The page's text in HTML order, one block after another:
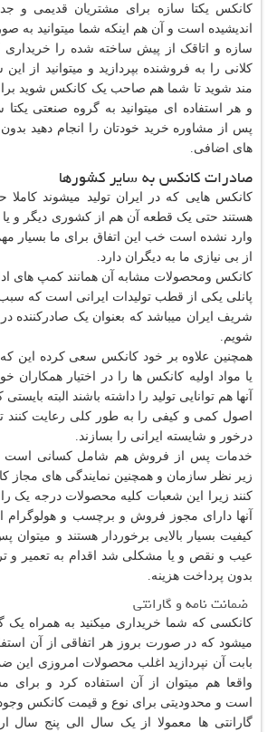
کانکس یکتا سازه برای مشتریان قدیمی و
اندیشیده است و آن هم اینکه شما میتوانید به
سازه و اتاقک از پیش ساخته شده را خریداری
کلانی را به فروشنده بپردازید و میتوانید از
مند شوید تا شما هم صاحب یک کانکس شوید
و هر استفاده ای میتوانید به گروه صنعتی یکتا
پس از مشاوره خرید خودتان را انجام دهید
های اضافی.
صادرات کانکس به سایر کشورها
کانکس هایی که در ایران تولید میشوند
هستند حتی یک قطعه آن هم از کشوری دیگر و یا
وارد نشده است خب این اتفاق برای ما بسیار
از بی نیازی ما به دیگران دارد.
کانکس ومحصولات مشابه آن همانند کمپ های
پانلی یکی از قطب تولیدات ایرانی است که
شریف ایران میباشد که بعنوان یک صادرکننده
شویم.
همچنین علاوه بر خود کانکس سعی کرده این
یا مواد اولیه کانکس ها را در اختیار همکاران
آنها هم توانایی تولید را داشته باشند البته
اصول کمی و کیفی را به طور کلی رعایت کنند
درخور و شایسته ایرانی را بسازند.
خدمات پس از فروش هم شامل کسانی است
زیر نظر سازمان و همچنین نمایندگی های مجاز
کنند زیرا این شعبات کلیه محصولات درجه یک را
آنها دارای مجوز فروش و برچسب و هولوگرام
کیفیت بسیار بالایی برخوردار هستند و میتوان
عیب و نقص و یا مشکلی شد اقدام به تعمیر و
بدون پرداخت هزینه.
ضمانت نامه و گارانتی
کانکسی که شما خریداری میکنید به همراه یک
میشود که در صورت بروز هر اتفاقی از آن
بابت آن نپردازید اغلب محصولات امروزی این
واقعا هم میتوان از آن استفاده کرد و برای
است و محدودیتی برای نوع و قیمت کانکس وجود
گارانتی ها معمولا از یک سال الی پنج سال